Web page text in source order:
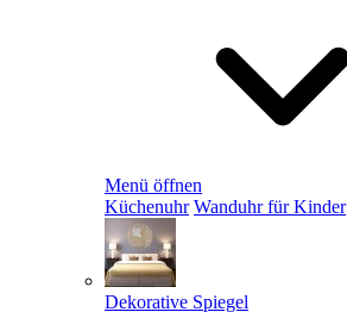
Menü öffnen
Küchenuhr Wanduhr für Kinder
Dekorative Spiegel